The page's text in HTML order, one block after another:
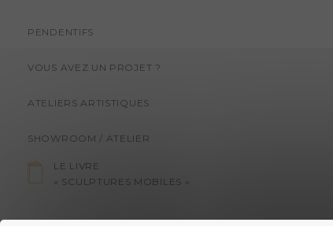
PENDENTIFS
VOUS AVEZ UN PROJET ?
ATELIERS ARTISTIQUES
SHOWROOM / ATELIER
LE LIVRE
« SCULPTURES MOBILES »